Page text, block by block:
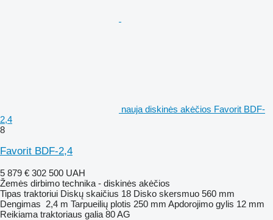
nauja diskinės akėčios Favorit BDF-
2,4
8
Favorit BDF-2,4
5 879 € 302 500 UAH
Žemės dirbimo technika - diskinės akėčios
Tipas traktoriui Diskų skaičius 18 Disko skersmuo 560 mm
Dengimas 2,4 m Tarpueilių plotis 250 mm Apdorojimo gylis 12 mm
Reikiama traktoriaus galia 80 AG